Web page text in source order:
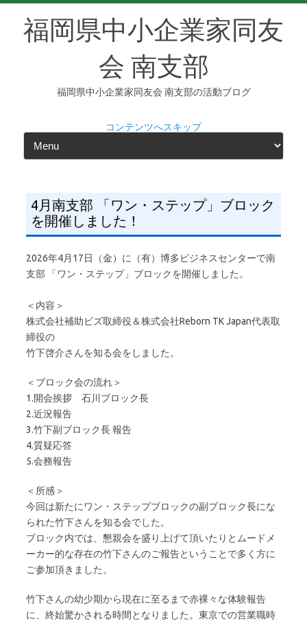
福岡県中小企業家同友
会 南支部
福岡県中小企業家同友会 南支部の活動ブログ
コンテンツへスキップ
4月南支部 「ワン・ステップ」ブロック
を開催しました！
2026年4月17日（金）に（有）博多ビジネスセンターで南
支部 「ワン・ステップ」ブロックを開催しました。
＜内容＞
株式会社補助ビズ取締役＆株式会社Reborn TK Japan代表取
締役の
竹下啓介さんを知る会をしました。
＜ブロック会の流れ＞
1.開会挨拶 石川ブロック長
2.近況報告
3.竹下副ブロック長 報告
4.質疑応答
5.会務報告
＜所感＞
今回は新たにワン・ステップブロックの副ブロック長にな
られた竹下さんを知る会でした。
ブロック内では、懇親会を盛り上げて頂いたりとムードメ
ーカー的な存在の竹下さんのご報告ということで多く方に
ご参加頂きました。
竹下さんの幼少期から現在に至るまで赤裸々な体験報告
に、終始驚かされる時間となりました。東京での営業職時